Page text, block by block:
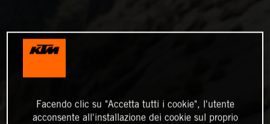
Facendo clic su "Accetta tutti i cookie", l'utente
acconsente all'installazione dei cookie sul proprio